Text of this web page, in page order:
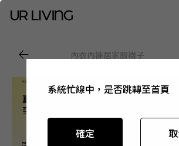
內衣內褲居家服襪子
系統忙線中，是否跳轉至首頁
確定
系統忙線中，是否跳轉至首頁
確定
系統忙線中，是否跳轉至首頁
確定
系統忙線中，是否跳轉至首頁
確定